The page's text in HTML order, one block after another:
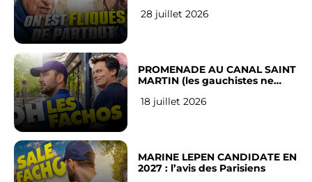
Français
28 juillet 2026
PROMENADE AU CANAL SAINT
MARTIN (les gauchistes ne
18 juillet 2026
MARINE LEPEN CANDIDATE EN
2027 : l’avis des Parisiens